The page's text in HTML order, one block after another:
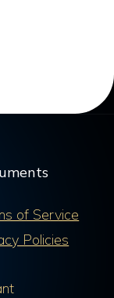
of Service
Policies